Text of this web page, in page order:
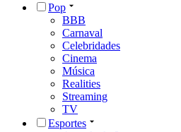
Pop
BBB
Carnaval
Celebridades
Cinema
Música
Realities
Streaming
TV
Esportes